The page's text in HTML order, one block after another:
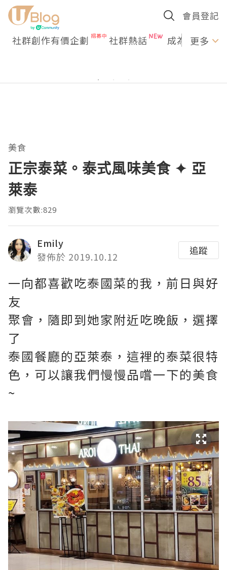
會員登記
社群創作有價企劃 社群熱話 成為U更多
美食
正宗泰菜。泰式風味美食 ✦ 亞
萊泰
瀏覽次數:829
Emily
發佈於 2019.10.12
追蹤
一向都喜歡吃泰國菜的我，前日與好
友
聚會，隨即到她家附近吃晚飯，選擇
了
泰國餐廳的亞萊泰，這裡的泰菜很特
色，可以讓我們慢慢品嚐一下的美食
~